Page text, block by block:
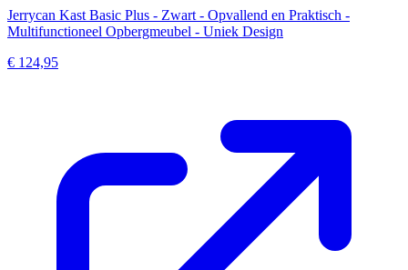
Jerrycan Kast Basic Plus - Zwart - Opvallend en Praktisch -
Multifunctioneel Opbergmeubel - Uniek Design
€ 124,95